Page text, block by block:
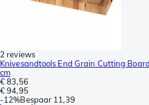
2 reviews
Knivesandtools End Grain Cutting
cm
€ 83,56
€ 94,95
-12%Bespaar 11,39